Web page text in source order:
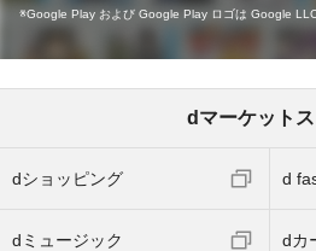
Google Play および Google Play ロゴは Google LLC
dマーケット
dショッピング d
dミュージック dカ